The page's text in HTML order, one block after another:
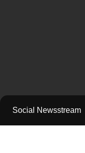
Social Newsstream